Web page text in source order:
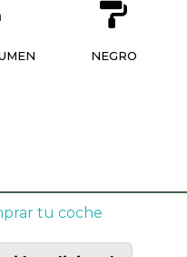
NEGRO
tu coche